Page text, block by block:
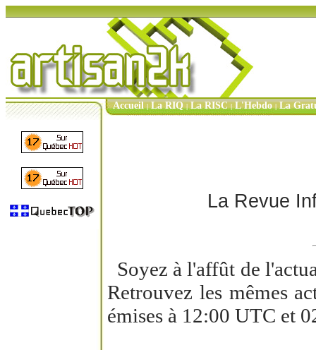
Accueil | La RIQ | La RISC | L'Hebdo | La
La Revue
Soyez à l'affût de
Retrouvez les mêmes
émises à 12:00 UTC et